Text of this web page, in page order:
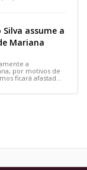
assume a
Mariana
a
por motivos de
ficará afastado